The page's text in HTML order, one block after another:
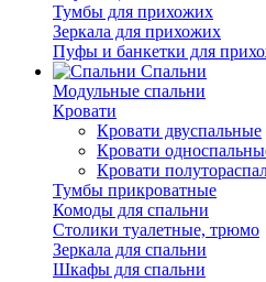
Тумбы для прихожих
Зеркала для прихожих
Пуфы и банкетки для
Спальни
Модульные спальни
Кровати
Кровати двуспальные
Кровати
Кровати
Тумбы прикроватные
Комоды для спальни
Столики туалетные, трюмо
Зеркала для спальни
Шкафы для спальни